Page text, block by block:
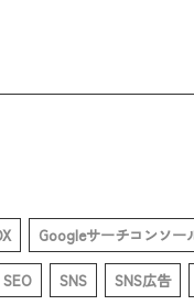
Googleサーチコンソー
SEO SNS SNS広告